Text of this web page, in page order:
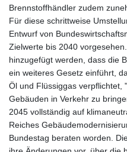
Brennstoffhändler zudem
Für diese schrittweise
Entwurf von
Zielwerte bis 2040
hinzugefügt werden, dass die
ein weiteres Gesetz einführt,
Öl und Flüssiggas verpflichtet,
Gebäuden in Verkehr zu
2045 vollständig auf
Reiches
Bundestag beraten worden.